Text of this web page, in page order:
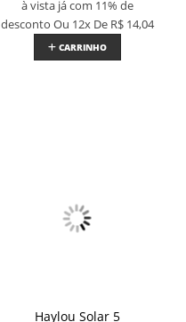
à vista já com 11% de
desconto Ou 12x De R$ 14,04
CARRINHO
Haylou Solar 5